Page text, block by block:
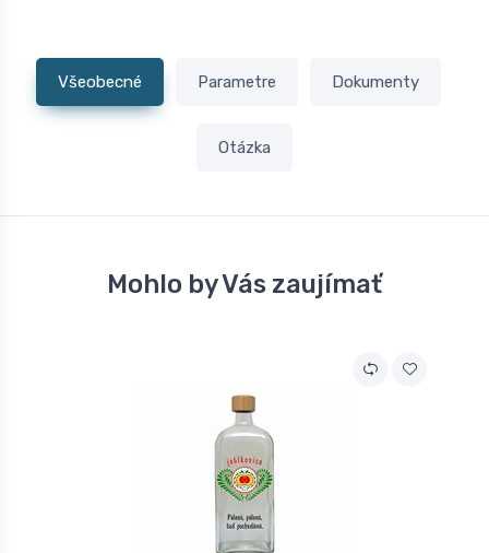
Všeobecné Parametre Dokumenty
Otázka
Mohlo by Vás zaujímať